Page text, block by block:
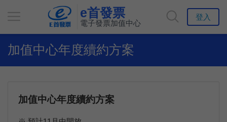
e首發票
電子發票加值中心
登入
加值中心年度續約方案
加值中心年度續約方案